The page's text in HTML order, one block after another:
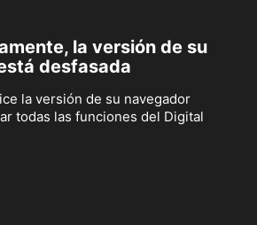
la versión de su
desfasada
la versión de su navegador
todas las funciones del Digital